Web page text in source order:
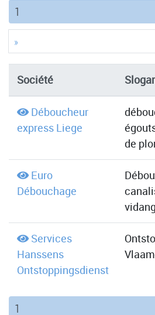
1
»
Société
Déboucheur
express Liege
de
Euro
Débouchage
Services
Hanssens
Ontstoppingsdienst
1